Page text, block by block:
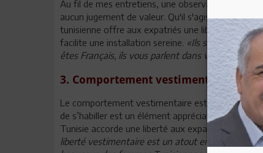
Au fil de mes entretiens, une observation revient
aucun jugement de valeur. Qu'il s'agisse de
tunisienne offre aux expatriés une liberté d'être
facilite une installation sereine. «Ils sont très, très
êtes Français, ils vous parlent dans votre langue.
3. Comportement vestimentaire: la
Le comportement vestimentaire est très
de s’habiller est un élément appréciable en
Tunisie accorde une liberté aux expatriés, aux
liberté vestimentaire est un atout en Tunisie»
;«Il